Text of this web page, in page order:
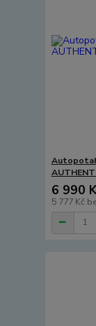
6 990
5 777 Kč